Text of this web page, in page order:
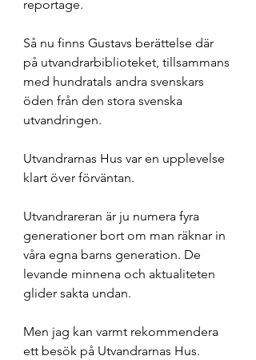
reportage.
Så nu finns Gustavs berättelse där
på utvandrarbiblioteket, tillsammans
med hundratals andra svenskars
öden från den stora svenska
utvandringen.
Utvandrarnas Hus var en upplevelse
klart över förväntan.
Utvandrareran är ju numera fyra
generationer bort om man räknar in
våra egna barns generation. De
levande minnena och aktualiteten
glider sakta undan.
Men jag kan varmt rekommendera
ett besök på Utvandrarnas Hus.